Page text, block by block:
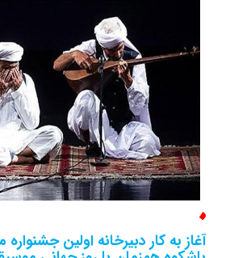
آغاز به کار دبیرخانه اولین